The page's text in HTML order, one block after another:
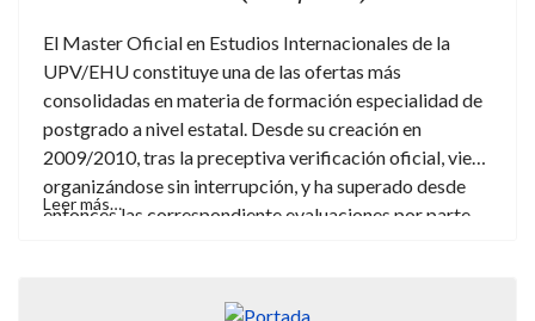
nacional, regional y local— y las empresas, públicas y
privadas, requieren profesionales especializados en las
políticas europeas para garantizar su adecuado
funcionamiento y alcanzar sus objetivos.
El Master Oficial en Estudios Internacionales de la
UPV/EHU constituye una de las ofertas más
consolidadas en materia de formación especialidad de
postgrado a nivel estatal. Desde su creación en
2009/2010, tras la preceptiva verificación oficial, viene
organizándose sin interrupción, y ha superado desde
entonces las correspondiente evaluaciones por parte
Leer más…